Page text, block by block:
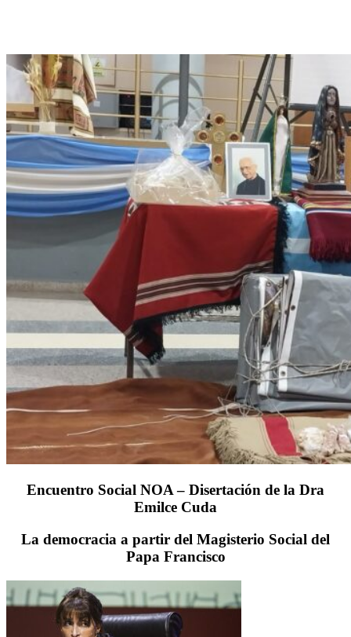
Encuentro Social NOA – Disertación de la Dra
Emilce Cuda
La democracia a partir del Magisterio Social del
Papa Francisco